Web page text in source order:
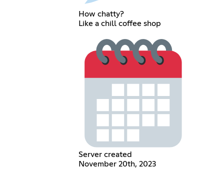
How chatty?
Like a chill coffee shop
Server created
November 20th, 2023